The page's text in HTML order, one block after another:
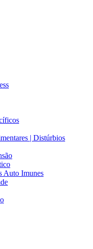
| Distúrbios
Auto Imunes